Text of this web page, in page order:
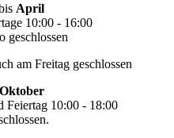
April
10:00 - 16:00
am Freitag geschlossen
Oktober
Feiertag 10:00 - 18:00